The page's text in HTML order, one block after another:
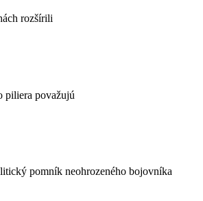
rozšírili
piliera považujú
pomník neohrozeného bojovníka